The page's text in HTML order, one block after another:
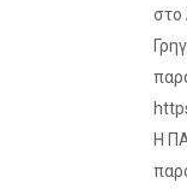
στο
Η